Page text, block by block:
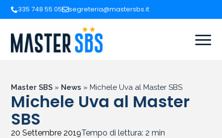
335 748 55 05 segreteria@mastersbs.it
Master SBS » News » Michele Uva al Master SBS
Michele Uva al Master
SBS
20 Settembre 2019Tempo di lettura: 2 min